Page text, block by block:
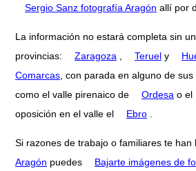
Sergio Sanz fotografía Aragón allí por
La información no estará completa sin
provincias:
Zaragoza , Teruel y
Comarcas, con parada en alguno de
como el valle pirenaico de
Ordesa o el
oposición en el valle el
Ebro .
Si razones de trabajo o familiares te han
Aragón puedes
Bajarte imágenes de